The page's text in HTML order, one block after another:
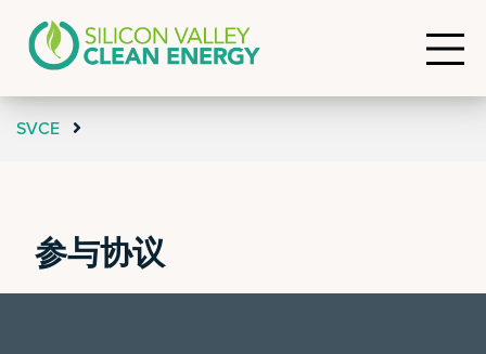
SVCE
参与协议